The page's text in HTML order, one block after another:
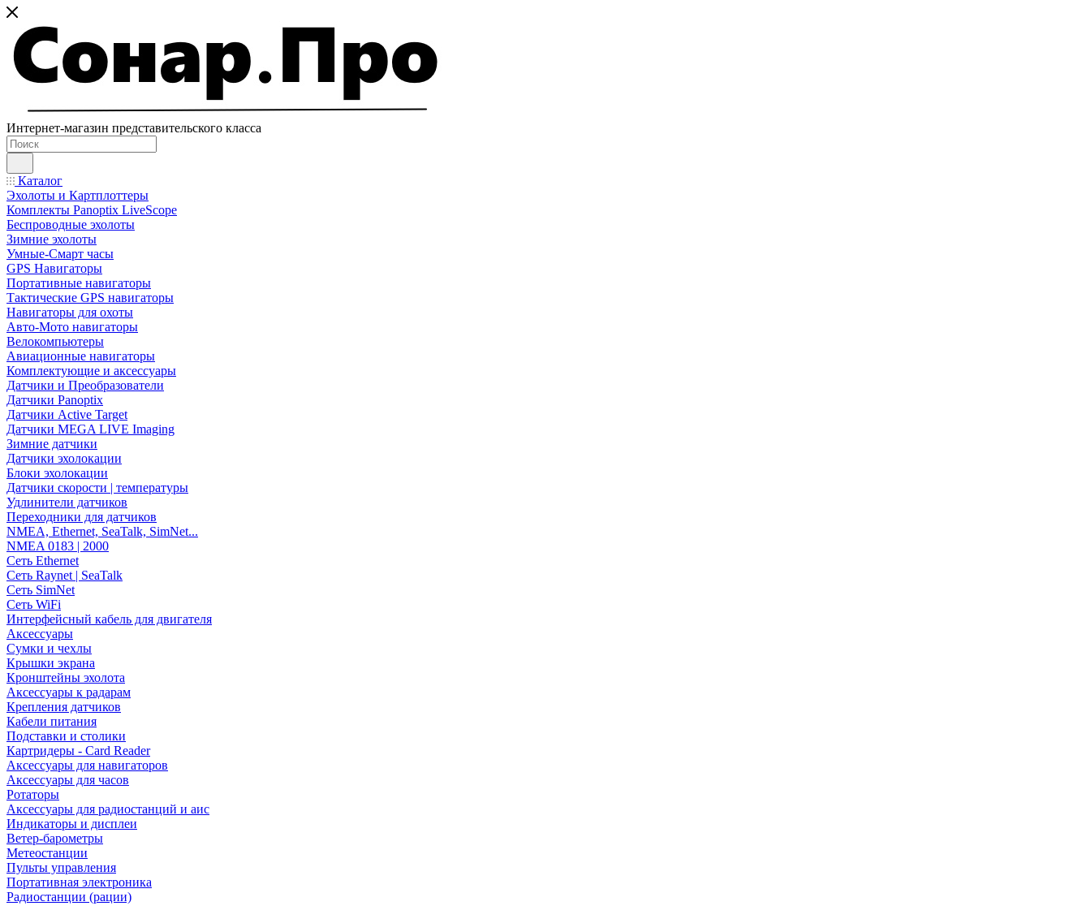
Интернет-магазин представительского класса
Каталог
Эхолоты и Картплоттеры
Комплекты Panoptix LiveScope
Беспроводные эхолоты
Зимние эхолоты
Умные-Смарт часы
GPS Навигаторы
Портативные навигаторы
Тактические GPS навигаторы
Навигаторы для охоты
Авто-Мото навигаторы
Велокомпьютеры
Авиационные навигаторы
Комплектующие и аксессуары
Датчики и Преобразователи
Датчики Panoptix
Датчики Active Target
Датчики MEGA LIVE Imaging
Зимние датчики
Датчики эхолокации
Блоки эхолокации
Датчики скорости | температуры
Удлинители датчиков
Переходники для датчиков
NMEA, Ethernet, SeaTalk, SimNet...
NMEA 0183 | 2000
Сеть Ethernet
Сеть Raynet | SeaTalk
Сеть SimNet
Сеть WiFi
Интерфейсный кабель для двигателя
Аксессуары
Сумки и чехлы
Крышки экрана
Кронштейны эхолота
Аксессуары к радарам
Крепления датчиков
Кабели питания
Подставки и столики
Картридеры - Card Reader
Аксессуары для навигаторов
Аксессуары для часов
Ротаторы
Аксессуары для радиостанций и аис
Индикаторы и дисплеи
Ветер-барометры
Метеостанции
Пульты управления
Портативная электроника
Радиостанции (рации)